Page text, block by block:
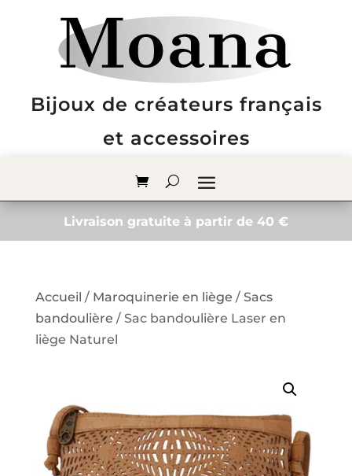
Bijoux de créateurs français
et accessoires
Livraison gratuite à partir de 40 €
Accueil / Maroquinerie en liège / Sacs
bandoulière / Sac bandoulière Laser en
liège Naturel